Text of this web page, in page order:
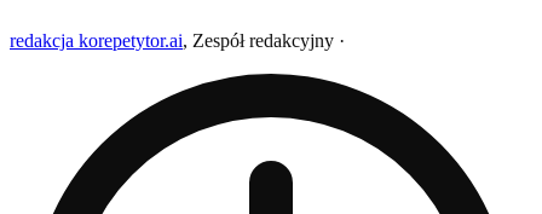
redakcja korepetytor.ai, Zespół redakcyjny ·